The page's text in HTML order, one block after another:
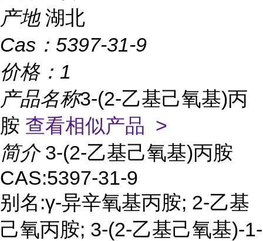
产地 湖北
Cas： 5397-31-9
价格： 1
产品名称3-(2-乙基己氧基)丙
胺 查看相似产品 >
简介 3-(2-乙基己氧基)丙胺
CAS:5397-31-9
别名:γ-异辛氧基丙胺; 2-乙基
己氧丙胺; 3-(2-乙基己氧基)-1-